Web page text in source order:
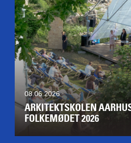
08.06.2026
ARKITEKTSKOLEN
FOLKEMØDET 2026